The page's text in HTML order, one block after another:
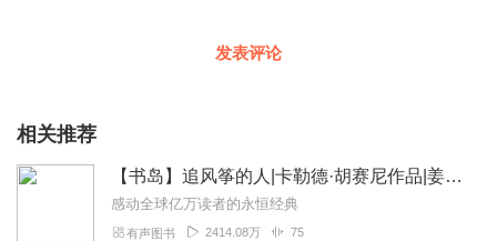
发表评论
相关推荐
【书岛】追风筝的人|卡勒德·胡赛尼作品|姜广涛演播
感动全球亿万读者的永恒经典
有声图书 2414.08万 75